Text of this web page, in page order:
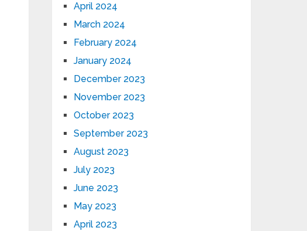
April 2024
March 2024
February 2024
January 2024
December 2023
November 2023
October 2023
September 2023
August 2023
July 2023
June 2023
May 2023
April 2023